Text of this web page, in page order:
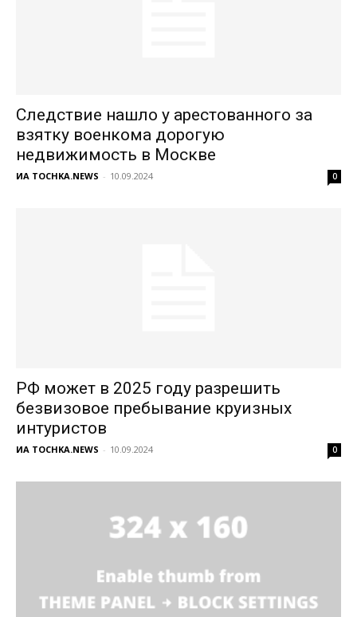
Следствие нашло у арестованного за
взятку военкома дорогую
недвижимость в Москве
ИА TOCHKA.NEWS - 10.09.2024 0
РФ может в 2025 году разрешить
безвизовое пребывание круизных
интуристов
ИА TOCHKA.NEWS - 10.09.2024 0